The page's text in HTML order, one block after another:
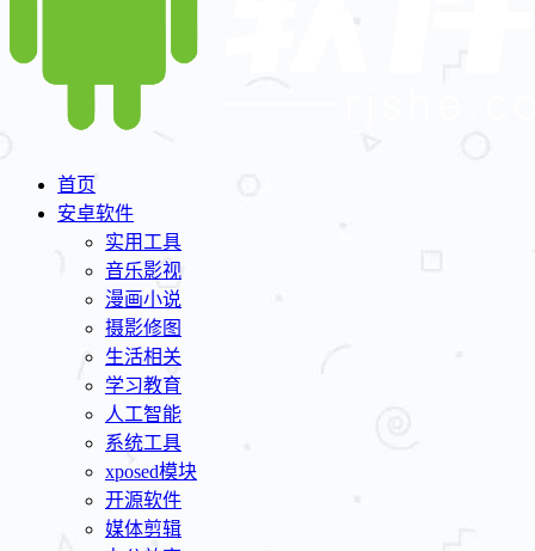
首页
安卓软件
实用工具
音乐影视
漫画小说
摄影修图
生活相关
学习教育
人工智能
系统工具
xposed模块
开源软件
媒体剪辑